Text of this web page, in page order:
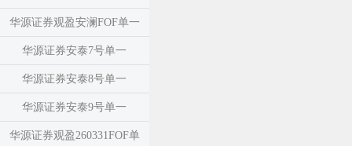
华源证券观盈安澜FOF单一
华源证券安泰7号单一
华源证券安泰8号单一
华源证券安泰9号单一
华源证券观盈260331FOF单